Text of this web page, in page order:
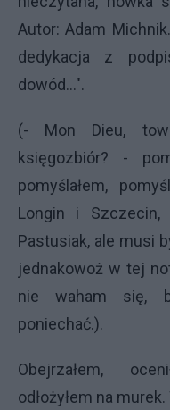
Autor: Adam
dedykacja z
dowód...".
(- Mon Dieu,
księgozbiór? -
pomyślałem,
Longin i Szczecin,
Pastusiak, ale musi
jednakowoż w tej
nie waham się,
poniechać.).
Obejrzałem,
odłożyłem na